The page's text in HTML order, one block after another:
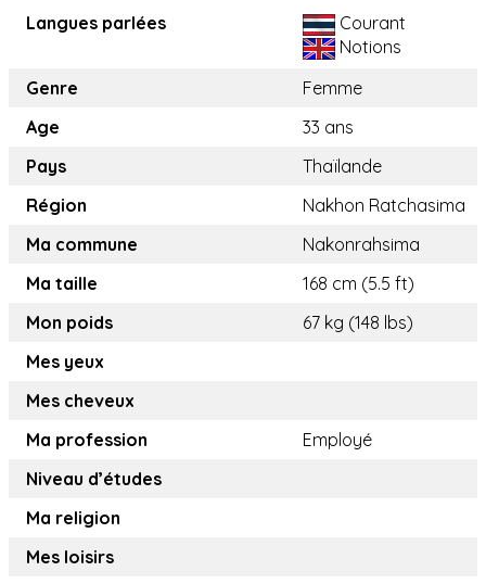
Langues parlées
Courant
Notions
Genre
Femme
Age
33 ans
Pays
Thaïlande
Région
Nakhon Ratchasima
Ma commune
Nakonrahsima
Ma taille
168 cm (5.5 ft)
Mon poids
67 kg (148 lbs)
Mes yeux
Mes cheveux
Ma profession
Employé
Niveau d’études
Ma religion
Mes loisirs